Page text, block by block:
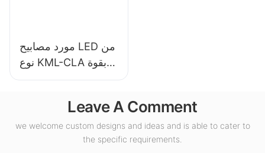
مورد مصابيح LED من
نوع KML-CLA بقوة
100 واط للأماكن
الوقود والأنفاق.
Leave A Comment
we welcome custom designs and ideas and is able to cater to
the specific requirements.